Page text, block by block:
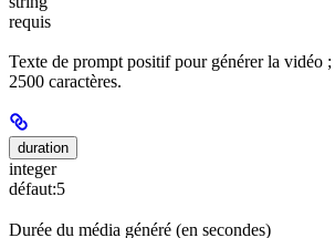
requis
Texte de prompt positif pour générer la vidéo ;
2500 caractères.
duration
integer
défaut:5
Durée du média généré (en secondes)